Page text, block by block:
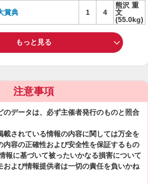
賞典 1 4
熊沢 重
文
(55.0kg)
もっと見る
注意事項
のデータは、必ず主催者発行のものと照合
載されている情報の内容に関しては万全を
内容の正確性および安全性を保証するもの
報に基づいて被ったいかなる損害について
および情報提供者は一切の責任を負いかね